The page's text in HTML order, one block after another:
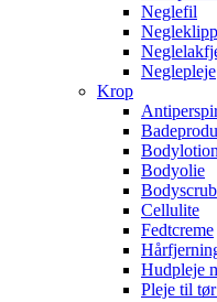
Neglefil
Neglepleje
Krop
Bodyolie
Bodyscrub
Cellulite
Fedtcreme
Hudpleje
Pleje til